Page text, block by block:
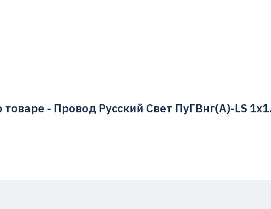
движения)
Российская Федерация
товаре - Провод Русский Свет ПуГВнг(А)-LS